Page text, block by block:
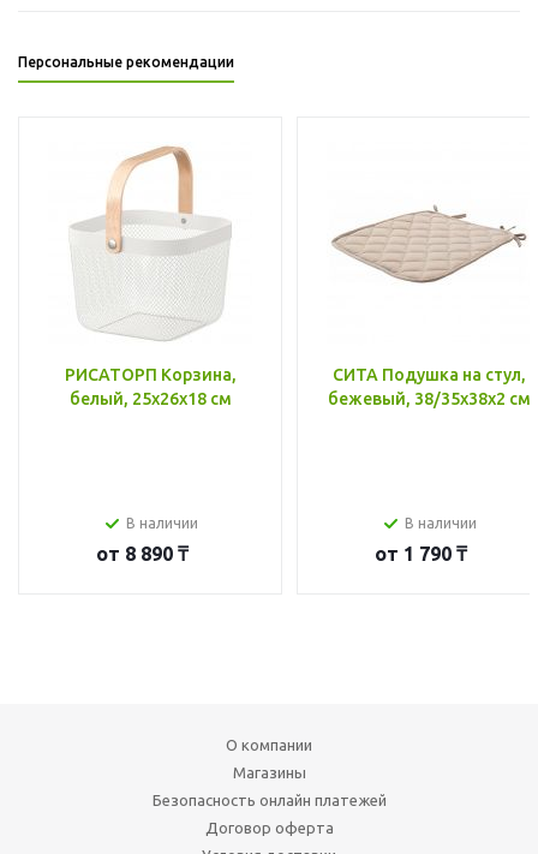
Персональные рекомендации
РИСАТОРП Корзина,
белый, 25x26x18 см
В наличии
от 8 890 ₸
СИТА Подушка на стул,
бежевый, 38/35x38x2 см
В наличии
от 1 790 ₸
О компании
Магазины
Безопасность онлайн платежей
Договор оферта